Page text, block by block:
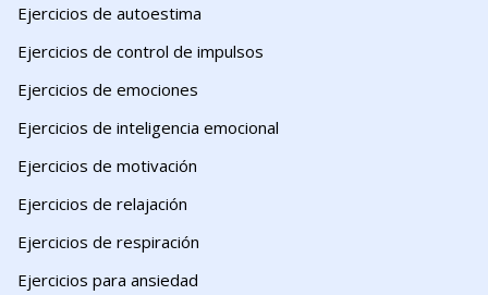
Ejercicios de autoestima
Ejercicios de control de impulsos
Ejercicios de emociones
Ejercicios de inteligencia emocional
Ejercicios de motivación
Ejercicios de relajación
Ejercicios de respiración
Ejercicios para ansiedad